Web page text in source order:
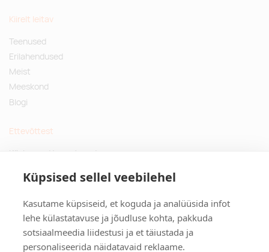
Küpsised sellel veebilehel
Kasutame küpsiseid, et koguda ja analüüsida infot
lehe külastatavuse ja jõudluse kohta, pakkuda
sotsiaalmeedia liidestusi ja et täiustada ja
personaliseerida näidatavaid reklaame.
Kiirelt leitav
Teenused
Erilahendused
Meist
Meeskond
Blogi
Ettevõttest
Küsimused ja vastused
Privaatsuspoliitika
Kontakt
Tulika põik 3, Tallinn
info@kinkston.ee